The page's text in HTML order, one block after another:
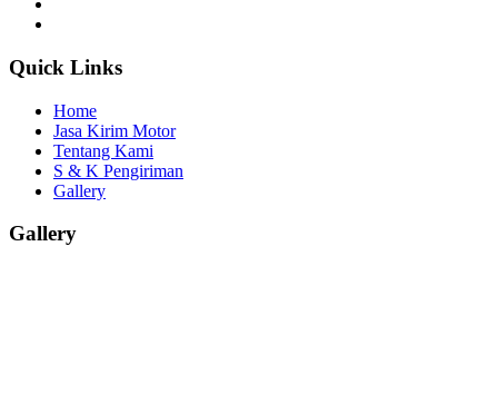
Quick Links
Home
Jasa Kirim Motor
Tentang Kami
S & K Pengiriman
Gallery
Gallery